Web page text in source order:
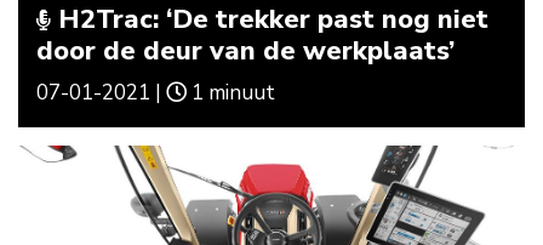
H2Trac: ‘De trekker past nog niet
door de deur van de werkplaats’
07-01-2021 | 1 minuut